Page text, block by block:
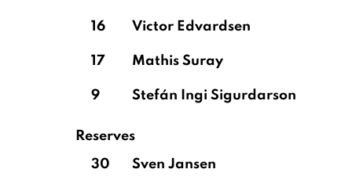
16 Victor Edvardsen
17 Mathis Suray
9 Stefán Ingi Sigurdarson
Reserves
30
Sven Jansen